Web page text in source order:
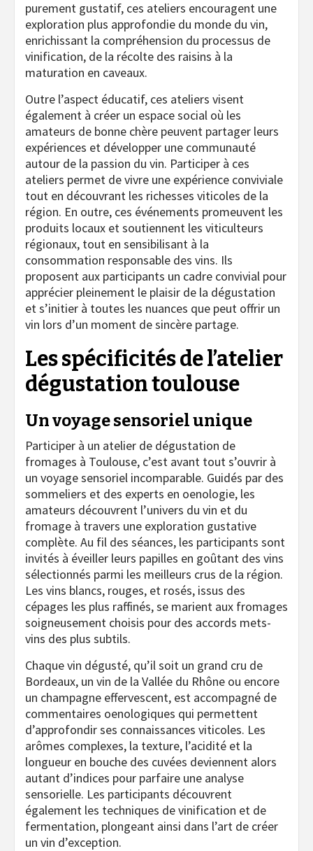
purement gustatif, ces ateliers encouragent une
exploration plus approfondie du monde du vin,
enrichissant la compréhension du processus de
vinification, de la récolte des raisins à la
maturation en caveaux.
Outre l’aspect éducatif, ces ateliers visent
également à créer un espace social où les
amateurs de bonne chère peuvent partager leurs
expériences et développer une communauté
autour de la passion du vin. Participer à ces
ateliers permet de vivre une expérience conviviale
tout en découvrant les richesses viticoles de la
région. En outre, ces événements promeuvent les
produits locaux et soutiennent les viticulteurs
régionaux, tout en sensibilisant à la
consommation responsable des vins. Ils
proposent aux participants un cadre convivial pour
apprécier pleinement le plaisir de la dégustation
et s’initier à toutes les nuances que peut offrir un
vin lors d’un moment de sincère partage.
Les spécificités de l’atelier
dégustation toulouse
Un voyage sensoriel unique
Participer à un atelier de dégustation de
fromages à Toulouse, c’est avant tout s’ouvrir à
un voyage sensoriel incomparable. Guidés par des
sommeliers et des experts en oenologie, les
amateurs découvrent l’univers du vin et du
fromage à travers une exploration gustative
complète. Au fil des séances, les participants sont
invités à éveiller leurs papilles en goûtant des vins
sélectionnés parmi les meilleurs crus de la région.
Les vins blancs, rouges, et rosés, issus des
cépages les plus raffinés, se marient aux fromages
soigneusement choisis pour des accords mets-
vins des plus subtils.
Chaque vin dégusté, qu’il soit un grand cru de
Bordeaux, un vin de la Vallée du Rhône ou encore
un champagne effervescent, est accompagné de
commentaires oenologiques qui permettent
d’approfondir ses connaissances viticoles. Les
arômes complexes, la texture, l’acidité et la
longueur en bouche des cuvées deviennent alors
autant d’indices pour parfaire une analyse
sensorielle. Les participants découvrent
également les techniques de vinification et de
fermentation, plongeant ainsi dans l’art de créer
un vin d’exception.